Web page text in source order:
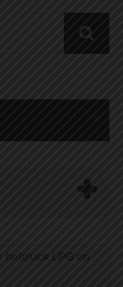
heftruck LPG en